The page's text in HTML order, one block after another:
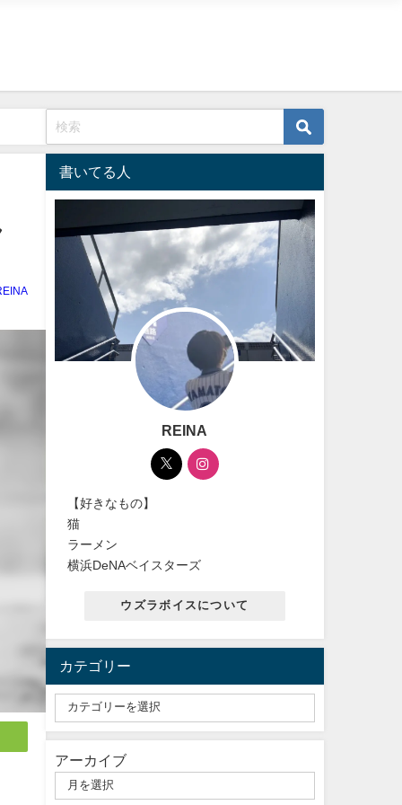
書いてる人
REINA
【好きなもの】
猫
ラーメン
横浜DeNAベイスターズ
ウズラボイスについて
カテゴリー
アーカイブ